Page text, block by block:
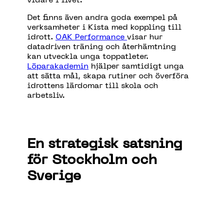
Det finns även andra goda exempel på
verksamheter i Kista med koppling till
idrott. OAK Performance visar hur
datadriven träning och återhämtning
kan utveckla unga toppatleter.
Löparakademin hjälper samtidigt unga
att sätta mål, skapa rutiner och överföra
idrottens lärdomar till skola och
arbetsliv.
En strategisk satsning
för Stockholm och
Sverige